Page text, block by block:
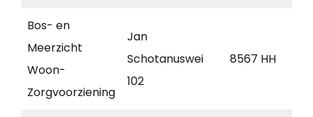
Bos- en
Meerzicht
Woon-
Zorgvoorziening
Jan
Schotanuswei
102
8567 HH